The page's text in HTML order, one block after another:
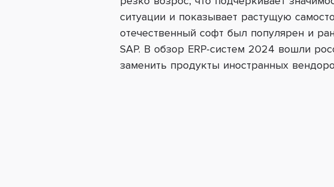
ситуации и показывает растущую
отечественный софт был популярен и
SAP. В обзор ERP-систем 2024 вошли
заменить продукты иностранных